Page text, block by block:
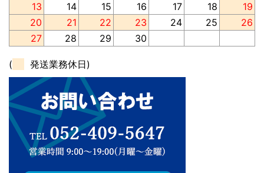
13
14 15 16 17 18
19
20
21 22 23 24 25
26
27
28 29 30
( 発送業務休日)